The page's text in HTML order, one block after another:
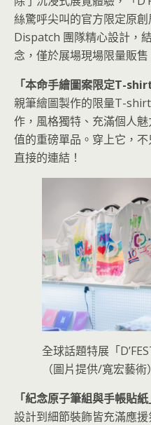
絲驚呼尖叫的官方限定原
Dispatch 團隊精心設計，
念，僅於展場現場限量販售
「本命手繪圖案限定T-shirt
親筆繪圖製作的限量T-
作，風格獨特、充滿個人
值的重磅單品。穿上它，
直接的連結！
全球話題特展「
（圖片提供/寬宏藝術）
「紀念原子筆組與手帳貼紙
設計到細節裝飾皆充滿應